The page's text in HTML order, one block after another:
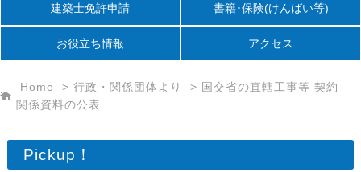
建築士免許申請 書籍･保険(けんばい等)
お役立ち情報 アクセス
Home > 行政・関係団体より > 国交省の直轄工事等 契約
関係資料の公表
Pickup！